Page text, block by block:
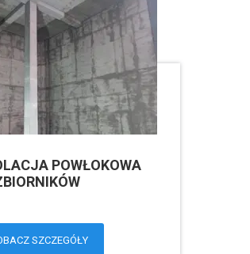
POWŁOKOWA
SZCZEGÓŁY